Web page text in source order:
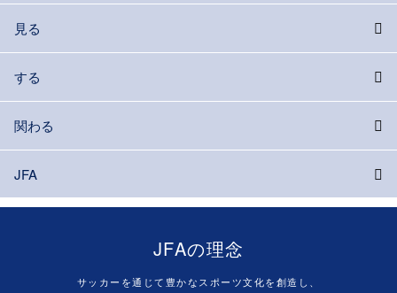
見る
する
関わる
JFA
JFAの理念
サッカーを通じて豊かなスポーツ文化を創造し、